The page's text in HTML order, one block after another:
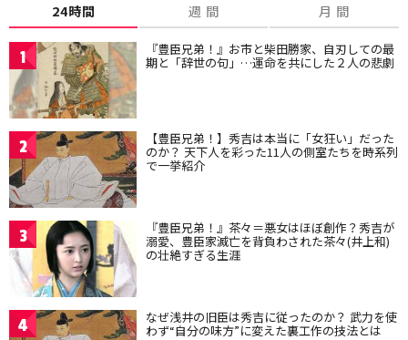
24時間 週 間 月 間
1 『豊臣兄弟！』お市と柴田勝家、自刃しての最
期と「辞世の句」…運命を共にした２人の悲劇
2 【豊臣兄弟！】秀吉は本当に「女狂い」だった
のか？ 天下人を彩った11人の側室たちを時系列
で一挙紹介
3 『豊臣兄弟！』茶々＝悪女はほぼ創作？秀吉が
溺愛、豊臣家滅亡を背負わされた茶々(井上和)
の壮絶すぎる生涯
4 なぜ浅井の旧臣は秀吉に従ったのか？ 武力を使
わず“自分の味方”に変えた裏工作の技法とは